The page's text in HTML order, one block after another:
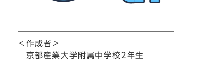
＜作成者＞
京都産業大学附属中学校2年生